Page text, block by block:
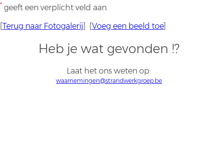
* geeft een verplicht veld aan.
[Terug naar Fotogalerij] [Voeg een beeld toe]
Heb je wat gevonden !?
Laat het ons weten op:
waarnemingen@strandwerkgroep.be